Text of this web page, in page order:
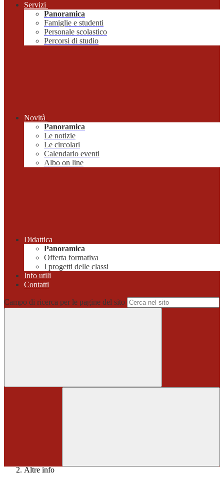
Servizi
Panoramica
Famiglie e studenti
Personale scolastico
Percorsi di studio
Novità
Panoramica
Le notizie
Le circolari
Calendario eventi
Albo on line
Didattica
Panoramica
Offerta formativa
I progetti delle classi
Info utili
Contatti
Campo di ricerca per le pagine del sito
Altre info